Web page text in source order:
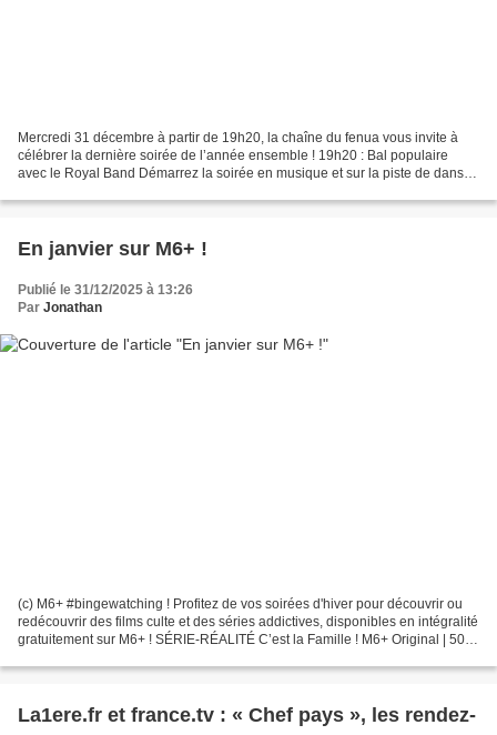
Mercredi 31 décembre à partir de 19h20, la chaîne du fenua vous invite à
célébrer la dernière soirée de l’année ensemble ! 19h20 : Bal populaire
avec le Royal Band Démarrez la soirée en musique et sur la piste de danse
En janvier sur M6+ !
Publié le 31/12/2025 à 13:26
Par Jonathan
(c) M6+ #bingewatching ! Profitez de vos soirées d'hiver pour découvrir ou
redécouvrir des films culte et des séries addictives, disponibles en intégralité
gratuitement sur M6+ ! SÉRIE-RÉALITÉ C’est la Famille ! M6+ Original | 50 x
La1ere.fr et france.tv : « Chef pays », les rendez-